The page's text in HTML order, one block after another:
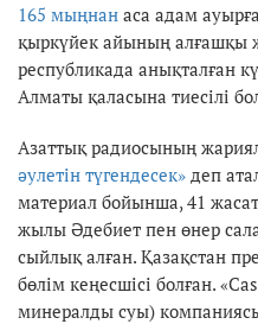
165 мыңнан аса адам
қыркүйек айының алғашқы
республикада анықталған
Алматы қаласына тиесілі
Азаттық радиосының
әулетін түгендесек» деп
материал бойынша, 41
жылы Әдебиет пен өнер
сыйлық алған. Қазақстан
бөлім кеңесшісі болған.
минералды суы)